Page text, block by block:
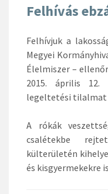
Felhívás
Felhívjuk a
Megyei
Élelmiszer –
2015. április
legeltetési tilalmat
A rókák
csalétekbe
külterületén
és kisgyermekekre